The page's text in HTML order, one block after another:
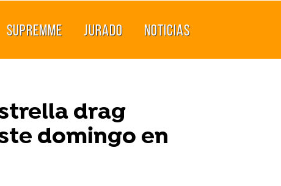
SUPREMME JURADO NOTICIAS
drag
domingo en